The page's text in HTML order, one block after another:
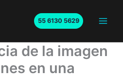
55 6130 5629
de la imagen
en una